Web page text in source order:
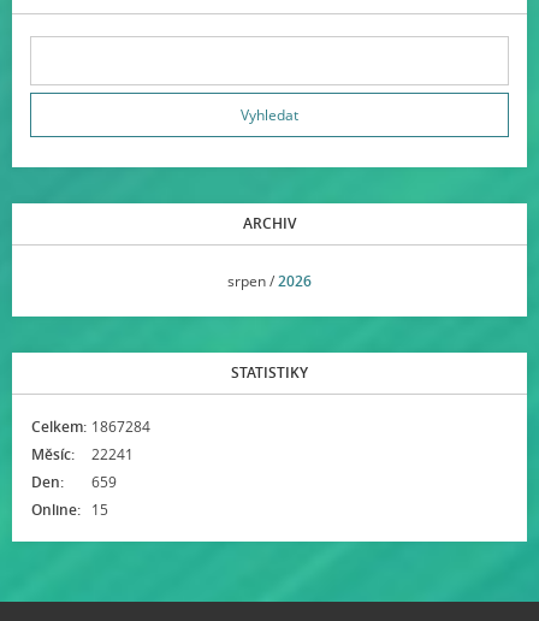
ARCHIV
srpen /2026
STATISTIKY
Online: 15
Celkem: 1867284
Měsíc:
22241
Den:
659